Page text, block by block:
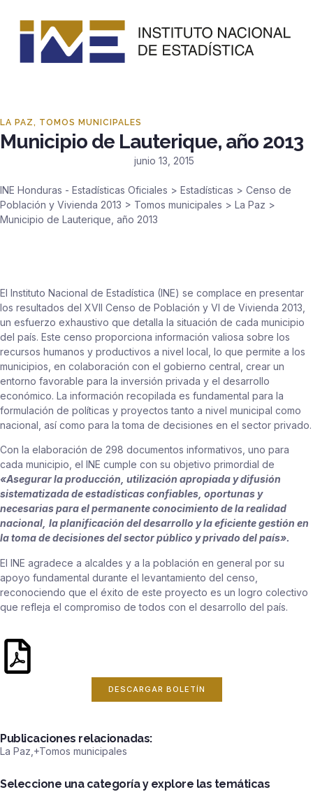
LA PAZ, TOMOS MUNICIPALES
Municipio de Lauterique, año 2013
junio 13, 2015
INE Honduras - Estadísticas Oficiales > Estadísticas > Censo de
Población y Vivienda 2013 > Tomos municipales > La Paz >
Municipio de Lauterique, año 2013
El Instituto Nacional de Estadística (INE) se complace en presentar
los resultados del XVII Censo de Población y VI de Vivienda 2013,
un esfuerzo exhaustivo que detalla la situación de cada municipio
del país. Este censo proporciona información valiosa sobre los
recursos humanos y productivos a nivel local, lo que permite a los
municipios, en colaboración con el gobierno central, crear un
entorno favorable para la inversión privada y el desarrollo
económico. La información recopilada es fundamental para la
formulación de políticas y proyectos tanto a nivel municipal como
nacional, así como para la toma de decisiones en el sector privado.
Con la elaboración de 298 documentos informativos, uno para
cada municipio, el INE cumple con su objetivo primordial de
«Asegurar la producción, utilización apropiada y difusión
sistematizada de estadísticas confiables, oportunas y
necesarias para el permanente conocimiento de la realidad
nacional, la planificación del desarrollo y la eficiente gestión en
la toma de decisiones del sector público y privado del país».
El INE agradece a alcaldes y a la población en general por su
apoyo fundamental durante el levantamiento del censo,
reconociendo que el éxito de este proyecto es un logro colectivo
que refleja el compromiso de todos con el desarrollo del país.
DESCARGAR BOLETÍN
Publicaciones relacionadas:
La Paz ,+Tomos municipales
Seleccione una categoría y explore las temáticas